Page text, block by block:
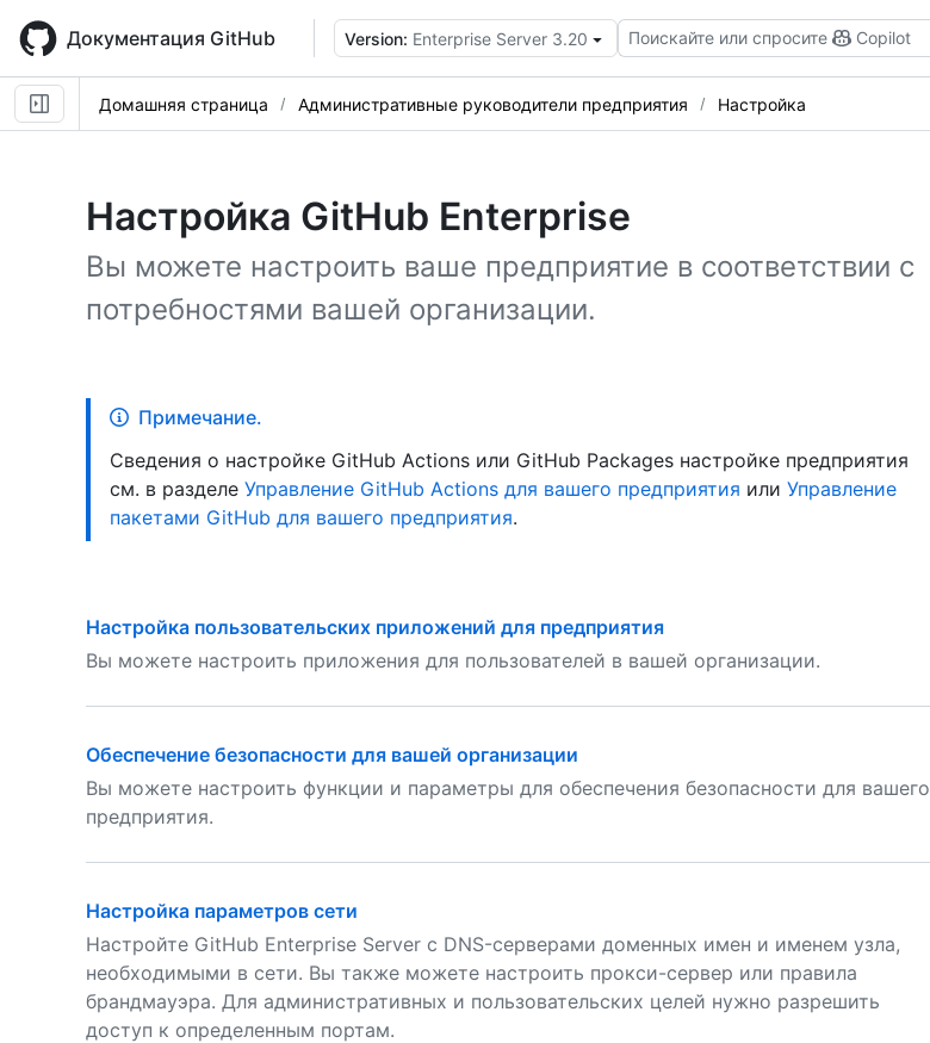
main
content
Документация GitHub Version: Enterprise Server 3.20 Поискайте или спросите Copilot
Домашняя страница Административные руководители предприятия Настройка
Настройка GitHub Enterprise
Вы можете настроить ваше предприятие в соответствии с
потребностями вашей организации.
Примечание.
Сведения о настройке GitHub Actions или GitHub Packages настройке предприятия
см. в разделе Управление GitHub Actions для вашего предприятия или Управление
пакетами GitHub для вашего предприятия.
Настройка пользовательских приложений для предприятия
Вы можете настроить приложения для пользователей в вашей организации.
Обеспечение безопасности для вашей организации
Вы можете настроить функции и параметры для обеспечения безопасности для вашего
предприятия.
Настройка параметров сети
Настройте GitHub Enterprise Server с DNS-серверами доменных имен и именем узла,
необходимыми в сети. Вы также можете настроить прокси-сервер или правила
брандмауэра. Для административных и пользовательских целей нужно разрешить
доступ к определенным портам.